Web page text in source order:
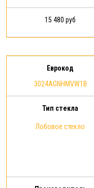
15 480 руб
Еврокод
3024AGNHMVW1B
Тип стекла
Лобовое стекло